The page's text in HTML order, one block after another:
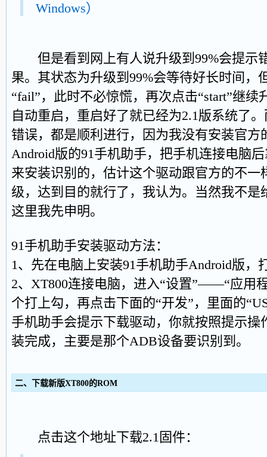
Windows）
但是看到网上有人说升级到99%会提示
果。其状态为升级到99%会等待好长时间，
“fail”，此时不必惊慌，再次点击“start”继
自动重启，重启好了就已经为2.1版系统了
错误，都是顺利进行，因为我没有安装官方
Android版的91手机助手，把手机连接电脑
来安装识别的，估计这个驱动跟官方的不一
级，达到目的就行了，我认为。当然我不是
这里我先申明。
91手机助手安装驱动方法：
1、先在电脑上安装91手机助手Android版，
2、XT800连接电脑，进入“设置”——“应用
个打上勾，再点击下面的“开发”，里面的
手机助手会提示下载驱动，你就按照提示操
装完成，主要是那个ADB设备要识别到。
二、下载新版XT800的ROM
点击这个地址下载2.1固件：